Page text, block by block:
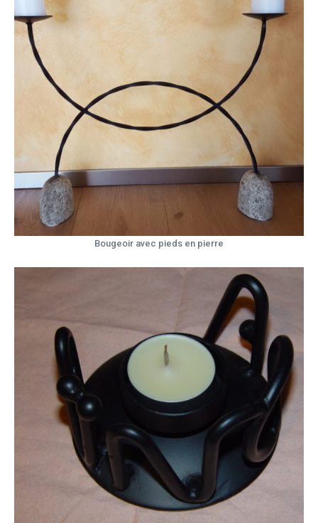
Bougeoir avec pieds en pierre